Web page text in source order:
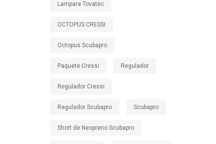
Lampara Tovatec
OCTOPUS CRESSI
Octopus Scubapro
Paquete Cressi Regulador
Regulador Cressi
Regulador Scubapro Scubapro
Short de Neopreno Scubapro